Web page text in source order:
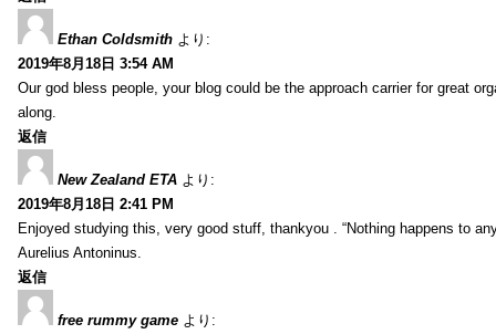
Ethan Coldsmith より:
2019年8月18日 3:54 AM
Our god bless people, your blog could be the approach carrier for great
along.
返信
New Zealand ETA より:
2019年8月18日 2:41 PM
Enjoyed studying this, very good stuff, thankyou . “Nothing happens to
Aurelius Antoninus.
返信
free rummy game より: